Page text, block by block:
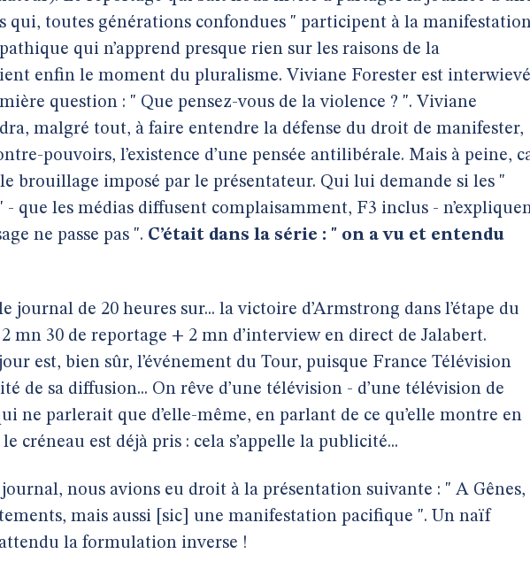
qui, toutes générations confondues " participent à la
qui n’apprend presque rien sur les raisons de la
enfin le moment du pluralisme. Viviane Forester est
question : " Que pensez-vous de la violence ? ". Viviane
malgré tout, à faire entendre la défense du droit de manifester,
pouvoirs, l’existence d’une pensée antilibérale. Mais à peine,
brouillage imposé par le présentateur. Qui lui demande si les "
- que les médias diffusent complaisamment, F3 inclus -
ne passe pas ". C’était dans la série : " on a vu et entendu
journal de 20 heures sur... la victoire d’Armstrong dans l’étape du
mn 30 de reportage + 2 mn d’interview en direct de Jalabert.
est, bien sûr, l’événement du Tour, puisque France Télévision
de sa diffusion... On rêve d’une télévision - d’une télévision de
ne parlerait que d’elle-même, en parlant de ce qu’elle montre en
créneau est déjà pris : cela s’appelle la publicité...
nous avions eu droit à la présentation suivante : " A Gênes,
mais aussi [sic] une manifestation pacifique ". Un naïf
la formulation inverse !